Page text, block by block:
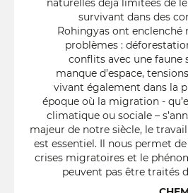
naturelles déjà limitées de
survivant dans des
Rohingyas ont enclenché
problèmes :
conflits avec une faune
manque d’espace,
vivant également dans la
époque où la migration -
climatique ou sociale –
majeur de notre siècle, le
est essentiel. Il nous permet
crises migratoires et le
peuvent pas être traités